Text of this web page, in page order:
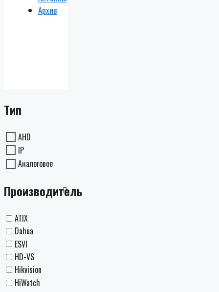
Архив
Тип
AHD
IP
Аналоговое
Производитель
ATIX
Dahua
ESVI
HD-VS
Hikvision
HiWatch